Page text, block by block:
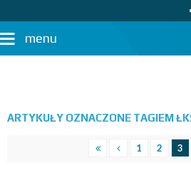
menu
ARTYKUŁY OZNACZONE TAGIEM
1 2 3